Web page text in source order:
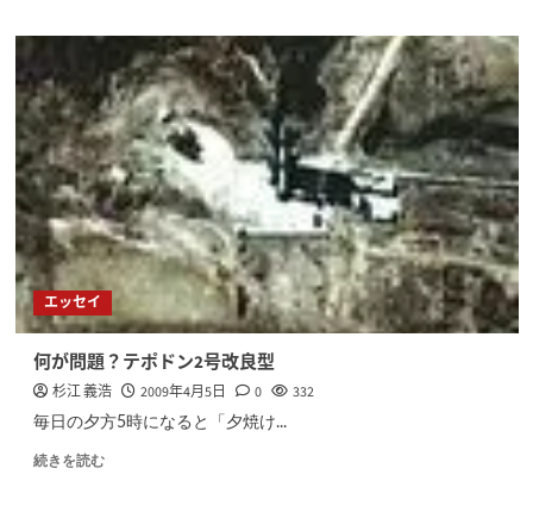
エッセイ
何が問題？テポドン2号改良型
杉江 義浩 2009年4月5日 0 332
毎日の夕方5時になると「夕焼け...
続きを読む